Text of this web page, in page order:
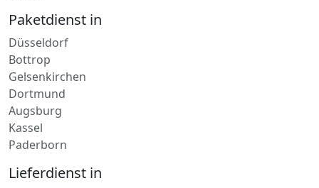
Paketdienst in
Düsseldorf
Bottrop
Gelsenkirchen
Dortmund
Augsburg
Kassel